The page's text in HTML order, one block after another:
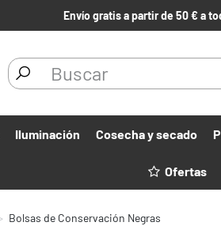
Envío gratis a partir de 50 € a
Iluminación Cosecha y secado
Ofertas
Bolsas de Conservación Negras